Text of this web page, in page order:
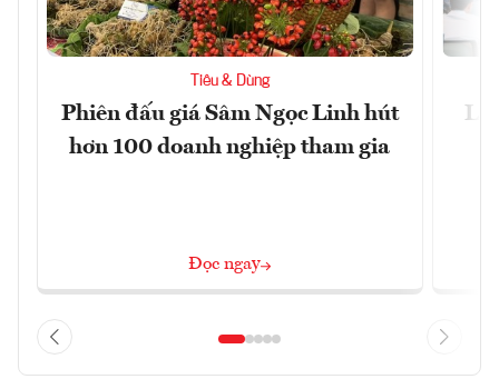
Tiêu & Dùng
Phiên đấu giá Sâm Ngọc Linh hút
hơn 100 doanh nghiệp tham gia
Đọc ngay